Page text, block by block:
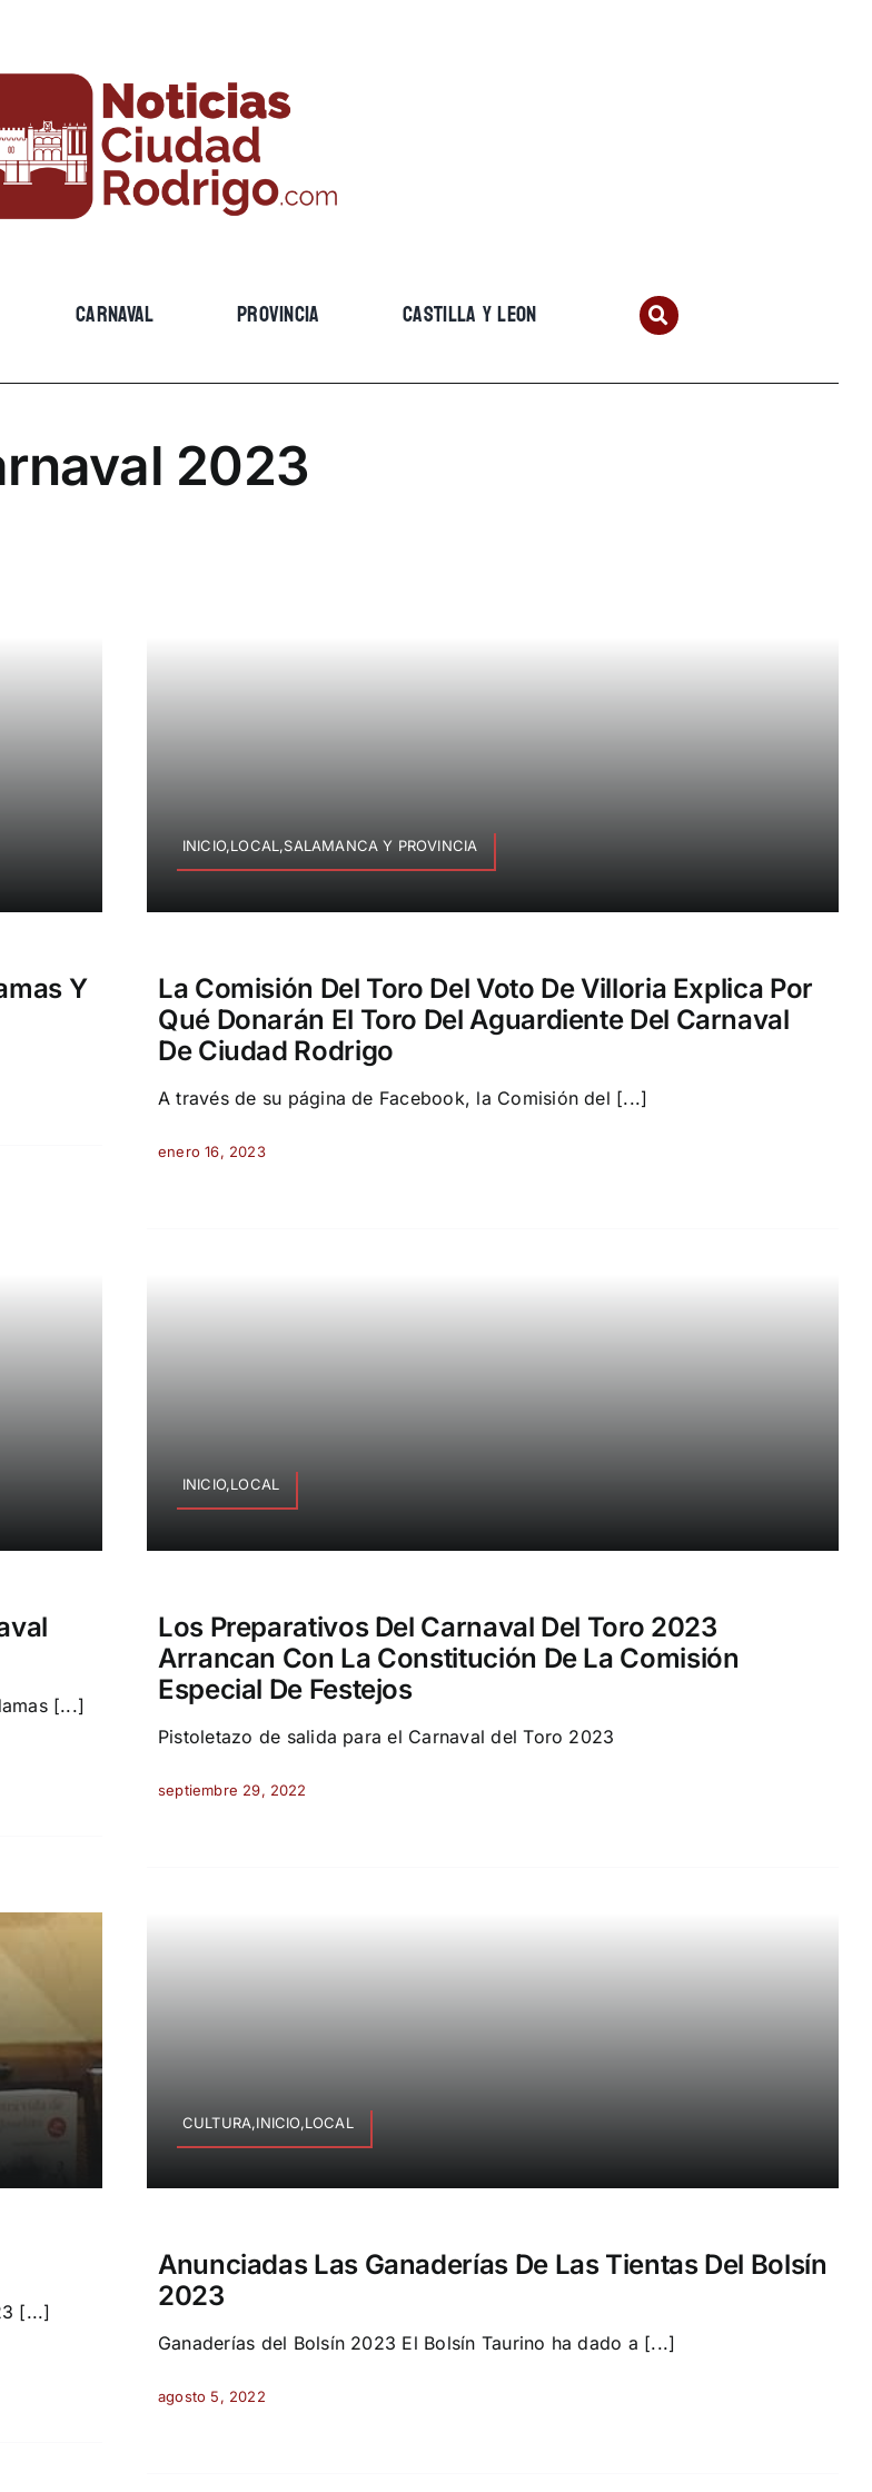
CARNAVAL PROVINCIA CASTILLA Y LEON
2023
Y
INICIO,LOCAL,SALAMANCA Y PROVINCIA
La Comisión Del Toro Del Voto De Villoria Explica Por
Qué Donarán El Toro Del Aguardiente Del Carnaval
De Ciudad Rodrigo
A través de su página de Facebook, la Comisión del [...]
enero 16, 2023
[...]
INICIO,LOCAL
Los Preparativos Del Carnaval Del Toro 2023
Arrancan Con La Constitución De La Comisión
Especial De Festejos
Pistoletazo de salida para el Carnaval del Toro 2023
septiembre 29, 2022
[...]
CULTURA,INICIO,LOCAL
Anunciadas Las Ganaderías De Las Tientas Del Bolsín
2023
Ganaderías del Bolsín 2023 El Bolsín Taurino ha dado a [...]
agosto 5, 2022